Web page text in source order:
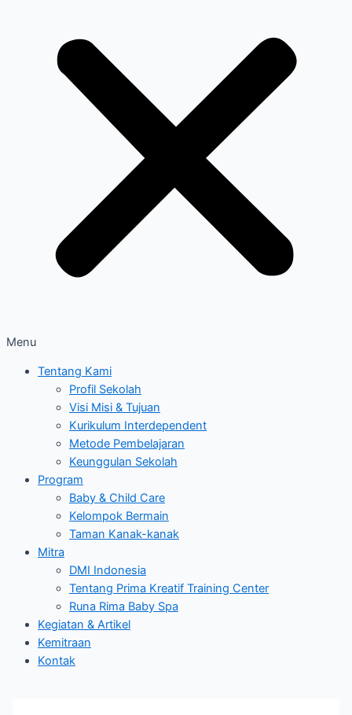
Menu
Tentang Kami
Profil Sekolah
Visi Misi & Tujuan
Kurikulum Interdependent
Metode Pembelajaran
Keunggulan Sekolah
Program
Baby & Child Care
Kelompok Bermain
Taman Kanak-kanak
Mitra
DMI Indonesia
Tentang Prima Kreatif Training Center
Runa Rima Baby Spa
Kegiatan & Artikel
Kemitraan
Kontak